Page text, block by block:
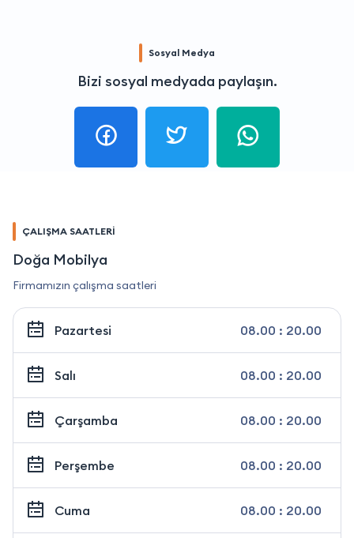
Sosyal Medya
Bizi sosyal medyada paylaşın.
ÇALIŞMA SAATLERİ
Doğa Mobilya
Firmamızın çalışma saatleri
Pazartesi 08.00 : 20.00
Salı 08.00 : 20.00
Çarşamba 08.00 : 20.00
Perşembe 08.00 : 20.00
Cuma 08.00 : 20.00